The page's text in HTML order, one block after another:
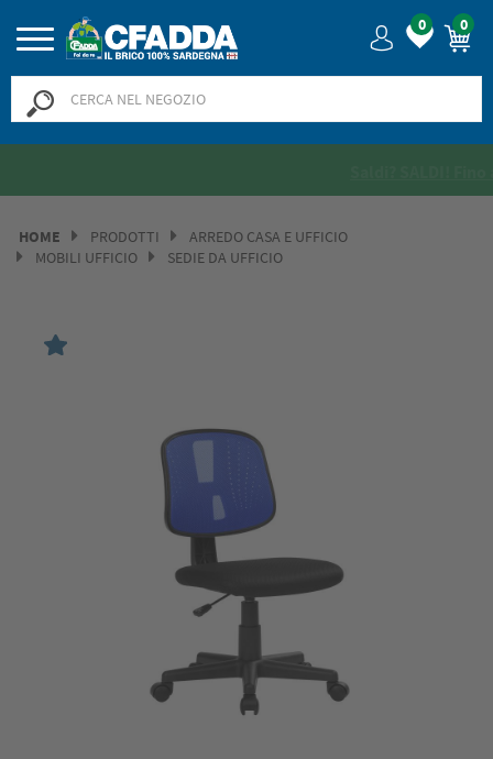
0 0
HOME PRODOTTI
ARREDO CASA E UFFICIO
MOBILI UFFICIO
SEDIE DA UFFICIO